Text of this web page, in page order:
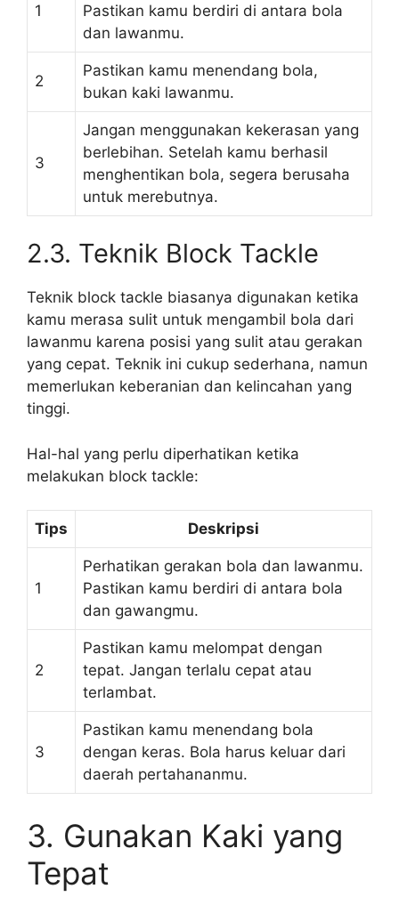
1
Pastikan kamu berdiri di antara bola
dan lawanmu.
2
Pastikan kamu menendang bola,
bukan kaki lawanmu.
3
Jangan menggunakan kekerasan yang
berlebihan. Setelah kamu berhasil
menghentikan bola, segera berusaha
untuk merebutnya.
2.3. Teknik Block Tackle
Teknik block tackle biasanya digunakan ketika
kamu merasa sulit untuk mengambil bola dari
lawanmu karena posisi yang sulit atau gerakan
yang cepat. Teknik ini cukup sederhana, namun
memerlukan keberanian dan kelincahan yang
tinggi.
Hal-hal yang perlu diperhatikan ketika
melakukan block tackle:
Tips Deskripsi
1
Perhatikan gerakan bola dan lawanmu.
Pastikan kamu berdiri di antara bola
dan gawangmu.
2
Pastikan kamu melompat dengan
tepat. Jangan terlalu cepat atau
terlambat.
3
Pastikan kamu menendang bola
dengan keras. Bola harus keluar dari
daerah pertahananmu.
3. Gunakan Kaki yang
Tepat